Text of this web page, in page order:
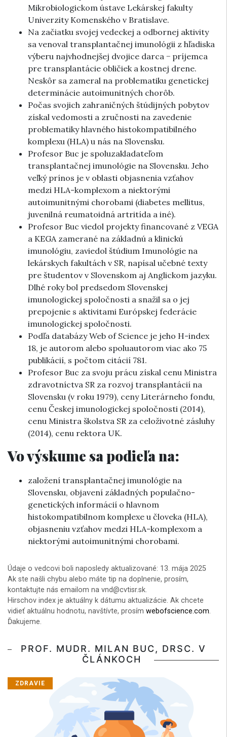
Mikrobiologickom ústave Lekárskej fakulty
Univerzity Komenského v Bratislave.
Na začiatku svojej vedeckej a odbornej aktivity
sa venoval transplantačnej imunológii z hľadiska
výberu najvhodnejšej dvojice darca − príjemca
pre transplantácie obličiek a kostnej drene.
Neskôr sa zameral na problematiku genetickej
determinácie autoimunitných chorôb.
Počas svojich zahraničných štúdijných pobytov
získal vedomosti a zručnosti na zavedenie
problematiky hlavného histokompatibilného
komplexu (HLA) u nás na Slovensku.
Profesor Buc je spoluzakladateľom
transplantačnej imunológie na Slovensku. Jeho
veľký prínos je v oblasti objasnenia vzťahov
medzi HLA-komplexom a niektorými
autoimunitnými chorobami (diabetes mellitus,
juvenilná reumatoidná artritída a iné).
Profesor Buc viedol projekty financované z VEGA
a KEGA zamerané na základnú a klinickú
imunológiu, zaviedol štúdium Imunológie na
lekárskych fakultách v SR, napísal učebné texty
pre študentov v Slovenskom aj Anglickom jazyku.
Dlhé roky bol predsedom Slovenskej
imunologickej spoločnosti a snažil sa o jej
prepojenie s aktivitami Európskej federácie
imunologickej spoločnosti.
Podľa databázy Web of Science je jeho H-index
18, je autorom alebo spoluautorom viac ako 75
publikácií, s počtom citácií 781.
Profesor Buc za svoju prácu získal cenu Ministra
zdravotníctva SR za rozvoj transplantácií na
Slovensku (v roku 1979), ceny Literárneho fondu,
cenu Českej imunologickej spoločnosti (2014),
cenu Ministra školstva SR za celoživotné zásluhy
(2014), cenu rektora UK.
Vo výskume sa podieľa na:
založení transplantačnej imunológie na
Slovensku, objavení základných populačno-
genetických informácií o hlavnom
histokompatibilnom komplexe u človeka (HLA),
objasneniu vzťahov medzi HLA-komplexom a
niektorými autoimunitnými chorobami.
Údaje o vedcovi boli naposledy aktualizované: 13. mája 2025
Ak ste našli chybu alebo máte tip na doplnenie, prosím,
kontaktujte nás emailom na vnd@cvtisr.sk.
Hirschov index je aktuálny k dátumu aktualizácie. Ak chcete
vidieť aktuálnu hodnotu, navštívte, prosím webofscience.com.
Ďakujeme.
PROF. MUDR. MILAN BUC, DRSC. V
ČLÁNKOCH
ZDRAVIE